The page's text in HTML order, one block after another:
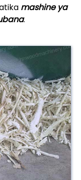
mashine ya
.